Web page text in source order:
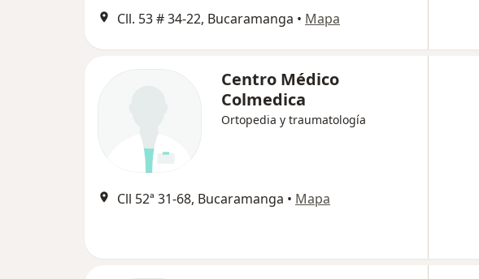
Cll. 53 # 34-22, Bucaramanga • Mapa
Centro Médico
Colmedica
Ortopedia y traumatología
Cll 52ª 31-68, Bucaramanga • Mapa